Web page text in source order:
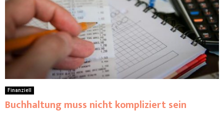
Finanziell
Buchhaltung muss nicht kompliziert sein